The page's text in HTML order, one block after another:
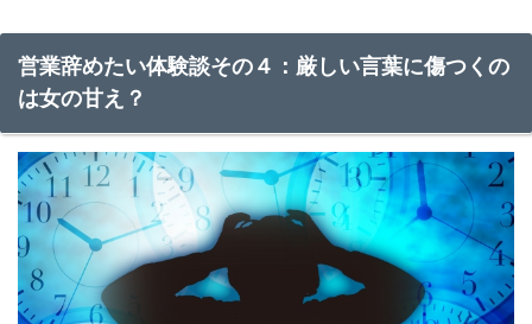
営業辞めたい体験談その４：厳しい言葉に傷つくの
は女の甘え？